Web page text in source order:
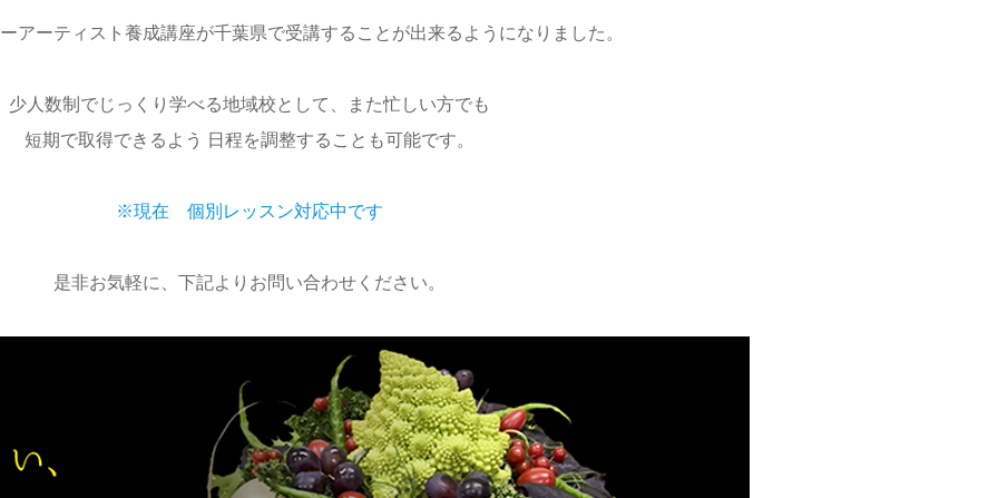
アーティスト養成講座が千葉県で受講することが出来るようになりました。
少人数制でじっくり学べる地域校として、また忙しい方でも
短期で取得できるよう 日程を調整することも可能です。
※現在 個別レッスン対応中です
是非お気軽に、下記よりお問い合わせください。